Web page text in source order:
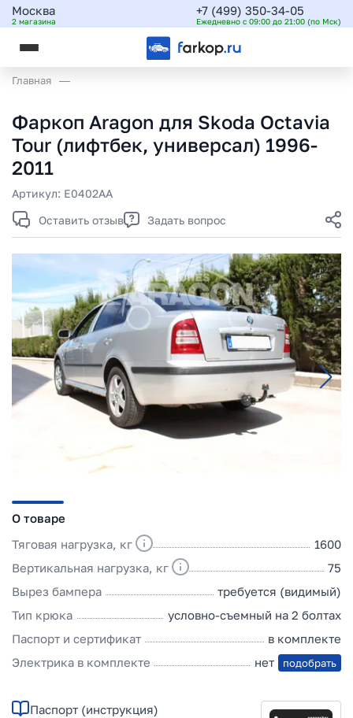
Москва
2 магазина
+7 (499) 350-34-05
Ежедневно с 09:00 до 21:00 (по Мск)
Главная
Фаркоп Aragon для Skoda Octavia
Tour (лифтбек, универсал) 1996-
2011
Артикул: E0402AA
Оставить отзыв
Задать вопрос
О товаре
Тяговая нагрузка, кг
1600
Вертикальная нагрузка, кг
75
Вырез бампера
требуется (видимый)
Тип крюка
условно-съемный на 2 болтах
Паспорт и сертификат
в комплекте
Электрика в комплекте
нет подобрать
Паспорт (инструкция)